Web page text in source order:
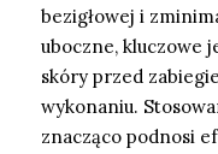
bezigłowej i
uboczne, kluczowe
skóry przed
wykonaniu.
znacząco podnosi